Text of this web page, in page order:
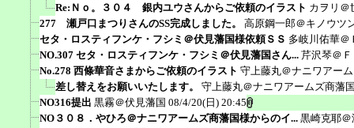
Re:Ｎｏ。３０４ 銀内ユウさんからご依頼のイラスト カヲリ＠
277 瀬戸口まつりさんのSS完成しました。
高原鋼一郎＠キノウツ
セタ・ロスティフンケ・フシミ＠伏見藩国様依頼ＳＳ 多岐川佑華＠
NO.307 セタ・ロスティフンケ・フシミ＠伏見藩国さん... 芹沢琴＠
No.278 西條華音さまからご依頼のイラスト 守上藤丸＠ナニワアー
差し替えをお願いいたします。
守上藤丸＠ナニワアームズ商藩
NO316提出 黒霧＠伏見藩国 08/4/20(日) 20:45
NO３０８．やひろ＠ナニワアームズ商藩国様からのイ... 黒崎克耶